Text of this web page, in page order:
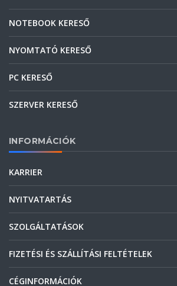
NOTEBOOK KERESŐ
NYOMTATÓ KERESŐ
PC KERESŐ
SZERVER KERESŐ
INFORMÁCIÓK
KARRIER
NYITVATARTÁS
SZOLGÁLTATÁSOK
FIZETÉSI ÉS SZÁLLÍTÁSI FELTÉTELEK
CÉGINFORMÁCIÓK